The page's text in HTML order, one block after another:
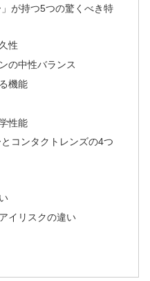
が持つ5つの驚くべき特
性
の中性バランス
機能
性能
コンタクトレンズの4つ
イリスクの違い